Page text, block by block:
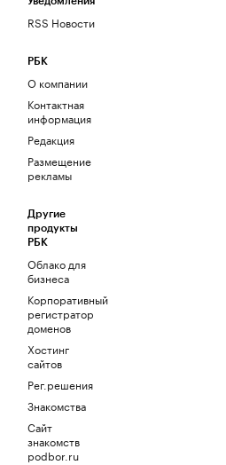
RSS Новости
РБК
О компании
Контактная
информация
Редакция
Размещение
рекламы
Другие
продукты
РБК
Облако для
бизнеса
Корпоративный
регистратор
доменов
Хостинг
сайтов
Рег.решения
Знакомства
Сайт
знакомств
podbor.ru